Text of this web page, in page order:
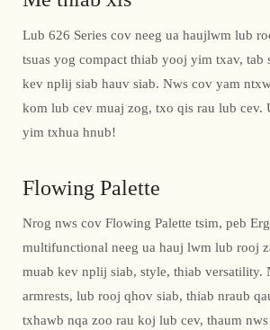
Lub 626 Series cov neeg ua haujlwm lub
tsuas yog compact thiab yooj yim txav, tab
kev nplij siab hauv siab. Nws cov yam
kom lub cev muaj zog, txo qis rau lub cev.
yim txhua hnub!
Flowing Palette
Nrog nws cov Flowing Palette tsim, peb
multifunctional neeg ua hauj lwm lub rooj
muab kev nplij siab, style, thiab versatility.
armrests, lub rooj qhov siab, thiab nraub
txhawb nqa zoo rau koj lub cev, thaum